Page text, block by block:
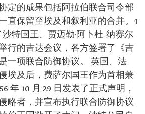
定的成果包括阿拉伯联合司令部
直保留至埃及和叙利亚的合并。4
特国王、贾迈勒·阿卜杜-纳赛尔
行的吉达会议，各方签署了《吉
一项联合防御协议。 英国、法
埃及后，费萨尔国王作为首相兼
年 10 月 29 日发表了正式声明，
略者，并宣布执行联合防御协议